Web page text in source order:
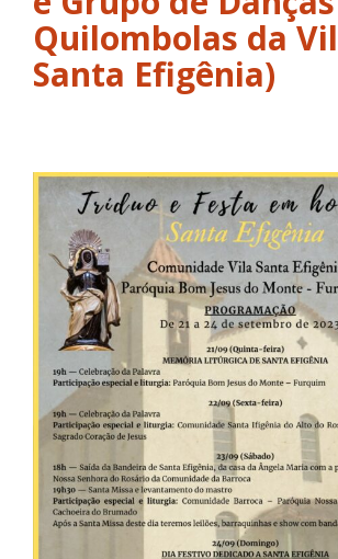
Quilombolas da
Santa Efigênia)